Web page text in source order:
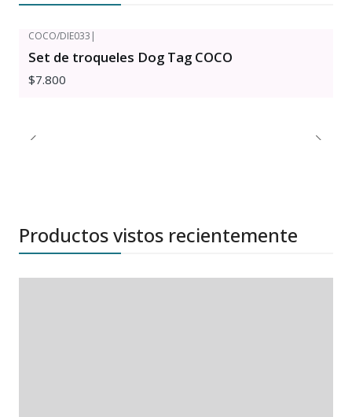
COCO/DIE033 |
Set de troqueles Dog Tag COCO
$7.800
Productos vistos recientemente